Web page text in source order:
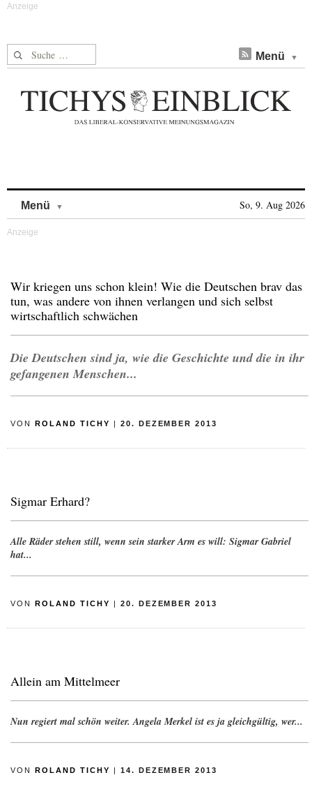
Suche nach: Menü
Menü So, 9. Aug 2026
Wir kriegen uns schon klein! Wie die Deutschen brav das
tun, was andere von ihnen verlangen und sich selbst
wirtschaftlich schwächen
Die Deutschen sind ja, wie die Geschichte und die in ihr
gefangenen Menschen...
VON ROLAND TICHY | 20. DEZEMBER 2013
Sigmar Erhard?
Alle Räder stehen still, wenn sein starker Arm es will: Sigmar Gabriel
hat...
VON ROLAND TICHY | 20. DEZEMBER 2013
Allein am Mittelmeer
Nun regiert mal schön weiter. Angela Merkel ist es ja gleichgültig, wer...
VON ROLAND TICHY | 14. DEZEMBER 2013